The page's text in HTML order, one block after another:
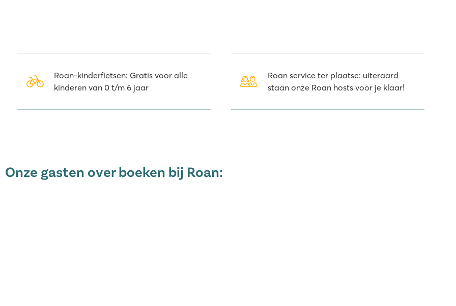
Vias-Plage en de camping ligt
Roan-kinderfietsen: Gratis voor alle
kinderen van 0 t/m 6 jaar
Roan service ter plaatse: uiteraard
staan onze Roan hosts voor je klaar!
Onze gasten over boeken bij Roan: